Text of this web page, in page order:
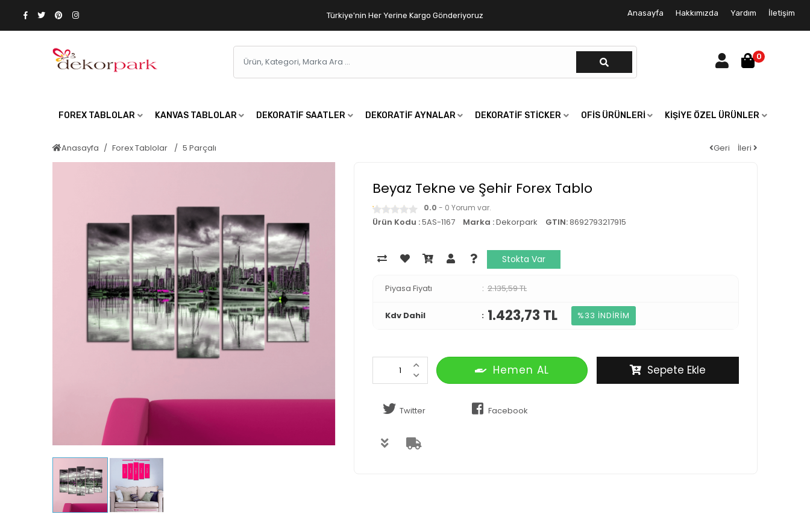
Türkiye'nin Her Yerine Kargo Gönderiyoruz Anasayfa Hakkımızda Yardım İletişim
0
FOREX TABLOLAR KANVAS TABLOLAR DEKORATIF SAATLER DEKORATIF AYNALAR DEKORATIF STICKER OFIS ÜRÜNLERI KIŞIYE ÖZEL ÜRÜNLER
Anasayfa Forex Tablolar 5 Parçalı Geri İleri
Beyaz Tekne ve Şehir Forex Tablo
0.0 - 0 Yorum var.
Ürün Kodu :5AS-1167 Marka :Dekorpark GTIN:8692793217915
Stokta Var
Piyasa Fiyatı 2.135,59 TL
Kdv Dahil 1.423,73 TL %33 İNDİRİM
Hemen AL Sepete Ekle
Twitter Facebook